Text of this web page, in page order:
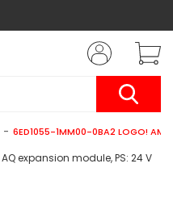
6ED1055-1MM00-0BA2 LOGO!